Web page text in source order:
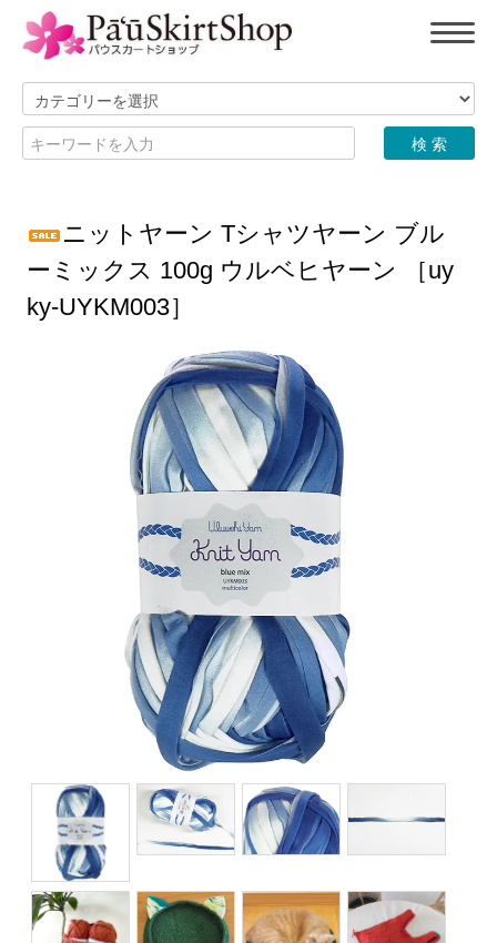
ニットヤーン Tシャツヤーン ブル
ーミックス 100g ウルベヒヤーン ［uy
ky-UYKM003］